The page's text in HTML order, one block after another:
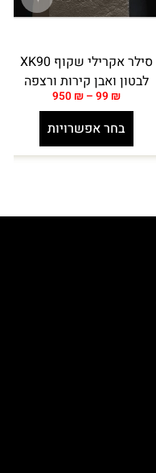
סילר אקרילי שקוף XK90
לבטון ואבן קירות ורצפה
99 ₪
–
950 ₪
בחר אפשרויות